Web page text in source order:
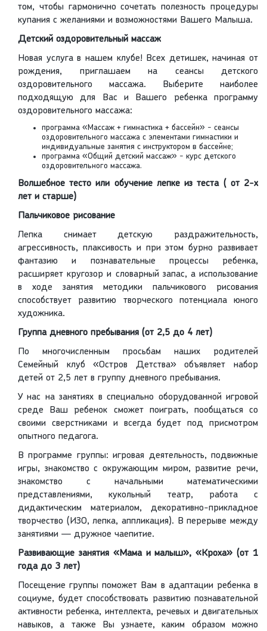
том, чтобы гармонично сочетать полезность процедуры
купания с желаниями и возможностями Вашего Малыша.
Детский оздоровительный массаж
Новая услуга в нашем клубе! Всех детишек, начиная от
рождения, приглашаем на сеансы детского
оздоровительного массажа. Выберите наиболее
подходящую для Вас и Вашего ребенка программу
оздоровительного массажа:
программа «Массаж + гимнастика + бассейн» - сеансы
оздоровительного массажа с элементами гимнастики и
индивидуальные занятия с инструктором в бассейне;
программа «Общий детский массаж» - курс детского
оздоровительного массажа.
Волшебное тесто или обучение лепке из теста ( от 2-х
лет и старше)
Пальчиковое рисование
Лепка снимает детскую раздражительность,
агрессивность, плаксивость и при этом бурно развивает
фантазию и познавательные процессы ребенка,
расширяет кругозор и словарный запас, а использование
в ходе занятия методики пальчикового рисования
способствует развитию творческого потенциала юного
художника.
Группа дневного пребывания (от 2,5 до 4 лет)
По многочисленным просьбам наших родителей
Семейный клуб «Остров Детства» объявляет набор
детей от 2,5 лет в группу дневного пребывания.
У нас на занятиях в специально оборудованной игровой
среде Ваш ребенок сможет поиграть, пообщаться со
своими сверстниками и всегда будет под присмотром
опытного педагога.
В программе группы: игровая деятельность, подвижные
игры, знакомство с окружающим миром, развитие речи,
знакомство с начальными математическими
представлениями, кукольный театр, работа с
дидактическим материалом, декоративно-прикладное
творчество (ИЗО, лепка, аппликация). В перерыве между
занятиями — дружное чаепитие.
Развивающие занятия «Мама и малыш», «Кроха» (от 1
года до 3 лет)
Посещение группы поможет Вам в адаптации ребенка в
социуме, будет способствовать развитию познавательной
активности ребенка, интеллекта, речевых и двигательных
навыков, а также Вы узнаете, каким образом можно